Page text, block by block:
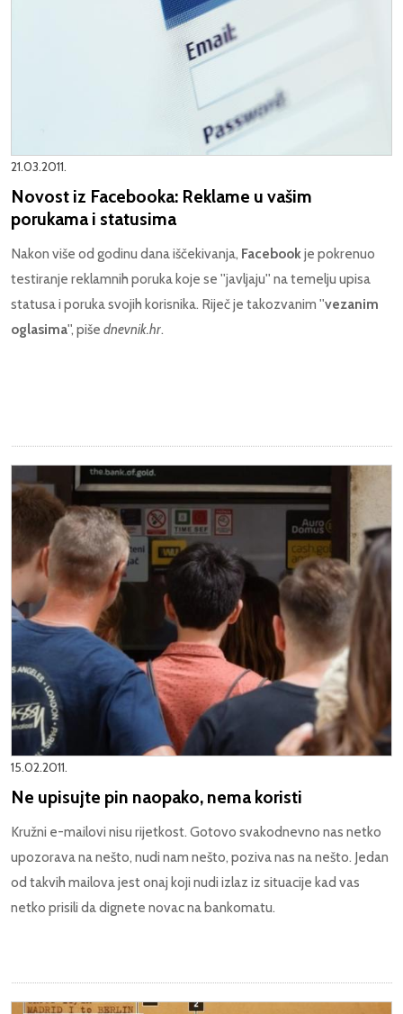
21.03.2011.
Novost iz Facebooka: Reklame u vašim
porukama i statusima
Nakon više od godinu dana iščekivanja, Facebookje pokrenuo
testiranje reklamnih poruka koje se ''javljaju'' na temelju upisa
statusa i poruka svojih korisnika. Riječ je takozvanim ''vezanim
oglasima'', piše dnevnik.hr.
15.02.2011.
Ne upisujte pin naopako, nema koristi
Kružni e-mailovi nisu rijetkost. Gotovo svakodnevno nas netko
upozorava na nešto, nudi nam nešto, poziva nas na nešto. Jedan
od takvih mailova jest onaj koji nudi izlaz iz situacije kad vas
netko prisili da dignete novac na bankomatu.